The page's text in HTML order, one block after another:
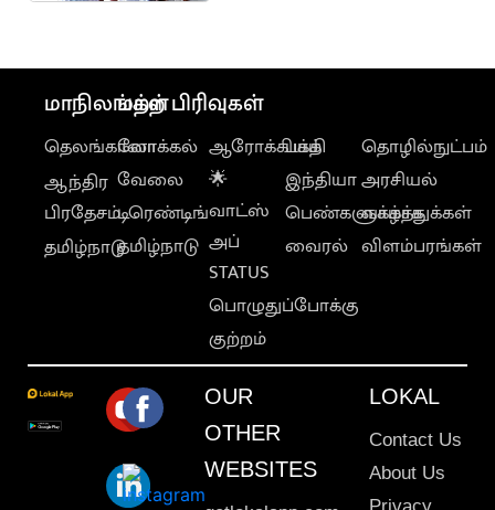
மாநிலங்கள்
தெலங்கானா
ஆந்திர
பிரதேசம்
தமிழ்நாடு
மற்ற பிரிவுகள்
லோக்கல்
வேலை
டிரெண்டிங்
தமிழ்நாடு
ஆரோக்கியம்
🌟
வாட்ஸ்
அப்
STATUS
பொழுதுப்போக்கு
குற்றம்
பக்தி
இந்தியா
பெண்களுக்காக
வைரல்
தொழில்நுட்பம்
அரசியல்
வாழ்த்துக்கள்
விளம்பரங்கள்
OUR
OTHER
WEBSITES
LOKAL
Contact Us
About Us
Privacy